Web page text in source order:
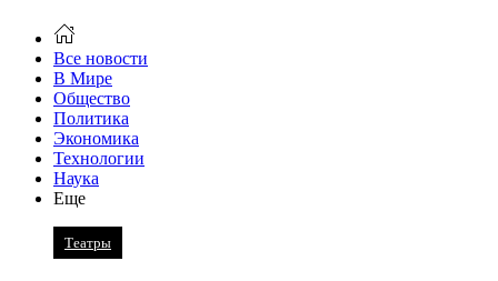
Все новости
В Мире
Общество
Политика
Экономика
Технологии
Наука
Еще
Театры